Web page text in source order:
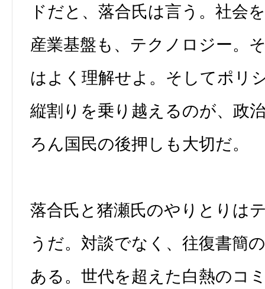
ドだと、落合氏は言う。社会
産業基盤も、テクノロジー。
はよく理解せよ。そしてポリ
縦割りを乗り越えるのが、政
ろん国民の後押しも大切だ。
落合氏と猪瀬氏のやりとりは
うだ。対談でなく、往復書簡
ある。世代を超えた白熱のコ